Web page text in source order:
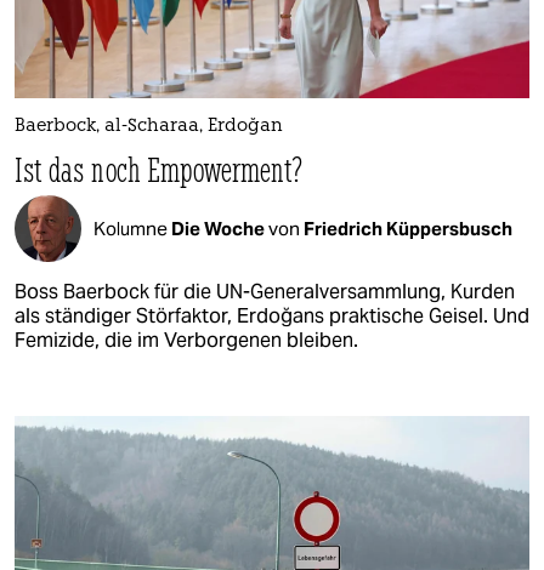
Baerbock, al-Scharaa, Erdoğan
Ist das noch Empowerment?
Kolumne Die Wochevon Friedrich Küppersbusch
Boss Baerbock für die UN-Generalversammlung, Kurden
als ständiger Störfaktor, Erdoğans praktische Geisel. Und
Femizide, die im Verborgenen bleiben.